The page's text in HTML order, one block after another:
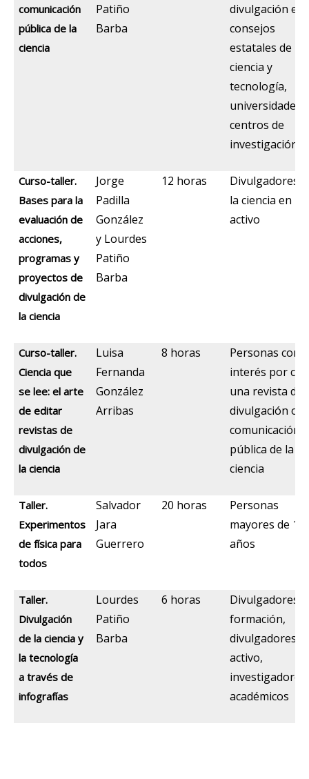
comunicación
pública de la
ciencia
Patiño
Barba
divulgación en
consejos
estatales de
ciencia y
tecnología,
universidades
centros de
investigación
Curso-taller.
Bases para la
evaluación de
acciones,
programas y
proyectos de
divulgación de
la ciencia
Jorge
Padilla
González
y Lourdes
Patiño
Barba
12 horas
Divulgadores
la ciencia en
activo
Curso-taller.
Ciencia que
se lee: el arte
de editar
revistas de
divulgación de
la ciencia
Luisa
Fernanda
González
Arribas
8 horas
Personas con
interés por
una revista de
divulgación o
comunicación
pública de la
ciencia
Taller.
Experimentos
de física para
todos
Salvador
Jara
Guerrero
20 horas
Personas
mayores de 15
años
Taller.
Divulgación
de la ciencia y
la tecnología
a través de
infografías
Lourdes
Patiño
Barba
6 horas
Divulgadores
formación,
divulgadores
activo,
investigadores
académicos